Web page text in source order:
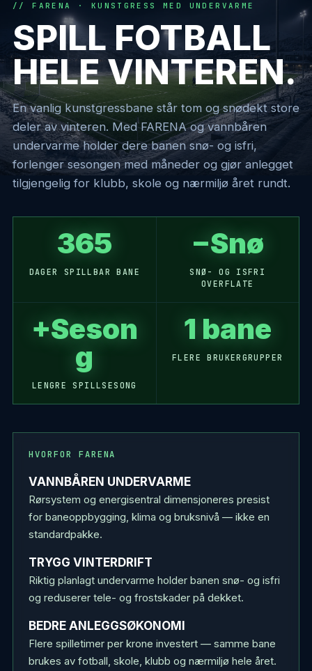
FARENA · KUNSTGRESS MED UNDERVARME
SPILL FOTBALL
HELE VINTEREN.
En vanlig kunstgressbane står tom og snødekt store
deler av vinteren. Med FARENA og vannbåren
undervarme holder dere banen snø- og isfri,
forlenger sesongen med måneder og gjør anlegget
tilgjengelig for klubb, skole og nærmiljø året rundt.
365
DAGER SPILLBAR BANE
−Snø
SNØ- OG ISFRI
OVERFLATE
+Seson
g
LENGRE SPILLSESONG
1 bane
FLERE BRUKERGRUPPER
HVORFOR FARENA
VANNBÅREN UNDERVARME
Rørsystem og energisentral dimensjoneres presist
for baneoppbygging, klima og bruksnivå — ikke en
standardpakke.
TRYGG VINTERDRIFT
Riktig planlagt undervarme holder banen snø- og isfri
og reduserer tele- og frostskader på dekket.
BEDRE ANLEGGSØKONOMI
Flere spilletimer per krone investert — samme bane
brukes av fotball, skole, klubb og nærmiljø hele året.